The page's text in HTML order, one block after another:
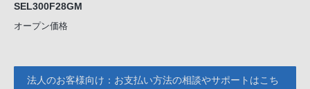
SEL300F28GM
オープン価格
法人のお客様向け：お支払い方法の相談やサポートはこち